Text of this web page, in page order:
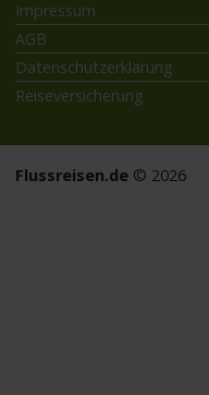
Impressum
AGB
Datenschutzerklärung
Reiseversicherung
Flussreisen.de © 2026